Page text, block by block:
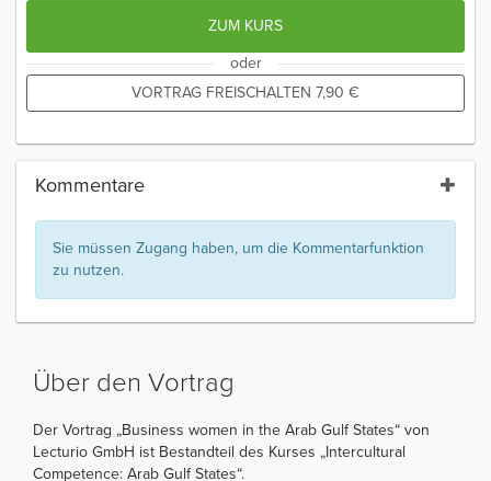
ZUM KURS
oder
VORTRAG FREISCHALTEN 7,90 €
Kommentare
Sie müssen Zugang haben, um die Kommentarfunktion
zu nutzen.
Über den Vortrag
Der Vortrag „Business women in the Arab Gulf States“ von
Lecturio GmbH ist Bestandteil des Kurses „Intercultural
Competence: Arab Gulf States“.